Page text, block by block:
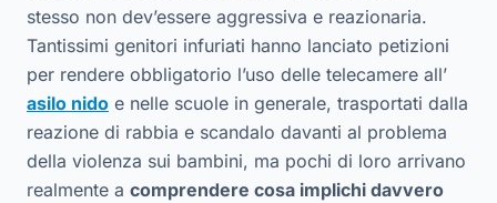
stesso non dev’essere aggressiva e reazionaria.
Tantissimi genitori infuriati hanno lanciato petizioni
per rendere obbligatorio l’uso delle telecamere all’
asilo nido e nelle scuole in generale, trasportati dalla
reazione di rabbia e scandalo davanti al problema
della violenza sui bambini, ma pochi di loro arrivano
realmente a comprendere cosa implichi davvero